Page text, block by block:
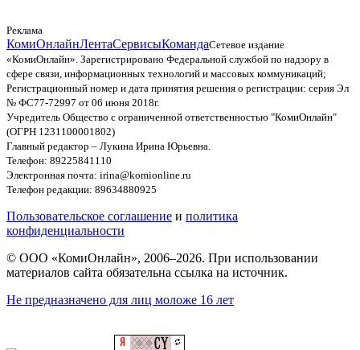
Реклама
КомиОнлайнЛентаСервисыКомандаСетевое издание
«КомиОнлайн». Зарегистрировано Федеральной службой по надзору в
сфере связи, информационных технологий и массовых коммуникаций;
Регистрационный номер и дата принятия решения о регистрации: серия Эл
№ ФС77-72997 от 06 июня 2018г.
Учредитель Общество с ограниченной ответственностью "КомиОнлайн"
(ОГРН 1231100001802)
Главный редактор – Лукина Ирина Юрьевна.
Телефон: 89225841110
Электронная почта: irina@komionline.ru
Телефон редакции: 89634880925
Пользовательское соглашение и политика
конфиденциальности
© ООО «КомиОнлайн», 2006–2026. При использовании
материалов сайта обязательна ссылка на источник.
Не предназначено для лиц моложе 16 лет